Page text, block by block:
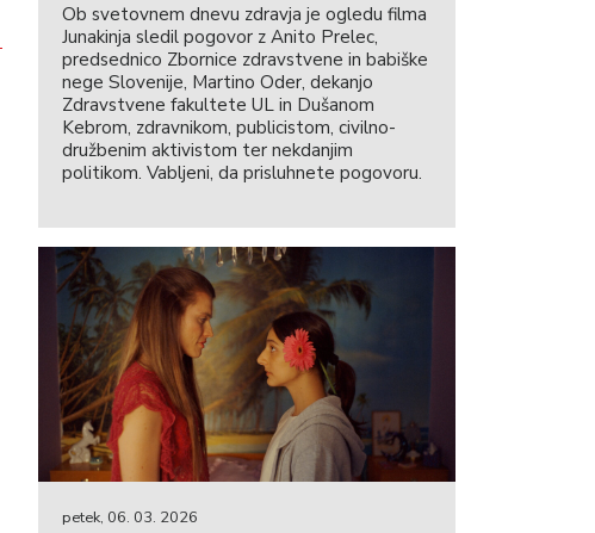
Ob svetovnem dnevu zdravja je ogledu filma
Junakinja sledil pogovor z Anito Prelec,
predsednico Zbornice zdravstvene in babiške
nege Slovenije, Martino Oder, dekanjo
Zdravstvene fakultete UL in Dušanom
Kebrom, zdravnikom, publicistom, civilno-
družbenim aktivistom ter nekdanjim
politikom. Vabljeni, da prisluhnete pogovoru.
petek, 06. 03. 2026